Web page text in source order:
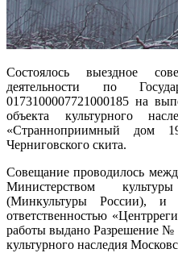
Состоялось выездное
деятельности по
0173100007721000185 на
объекта культурного
«Странноприимный дом
Черниговского скита.
Совещание проводилось
Министерством
(Минкультуры России), и
ответственностью
работы выдано Разрешение
культурного наследия